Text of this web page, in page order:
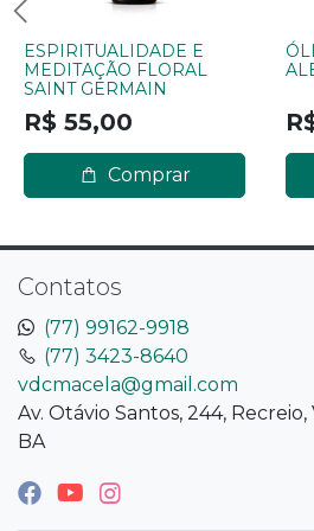
ESPIRITUALIDADE E
MEDITAÇÃO FLORAL
SAINT GERMAIN
R$ 55,00
Comprar
Contatos
(77) 99162-9918
(77) 3423-8640
vdcmacela@gmail.com
Av. Otávio Santos, 244,
BA